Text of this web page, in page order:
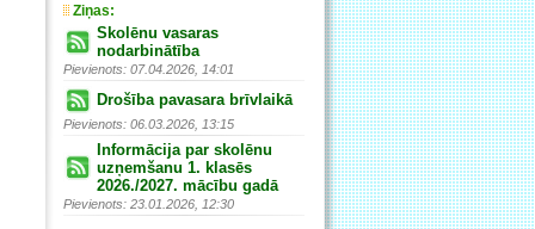
Ziņas:
Skolēnu vasaras
nodarbinātība
Pievienots: 07.04.2026, 14:01
Drošība pavasara brīvlaikā
Pievienots: 06.03.2026, 13:15
Informācija par skolēnu
uzņemšanu 1. klasēs
2026./2027. mācību gadā
Pievienots: 23.01.2026, 12:30